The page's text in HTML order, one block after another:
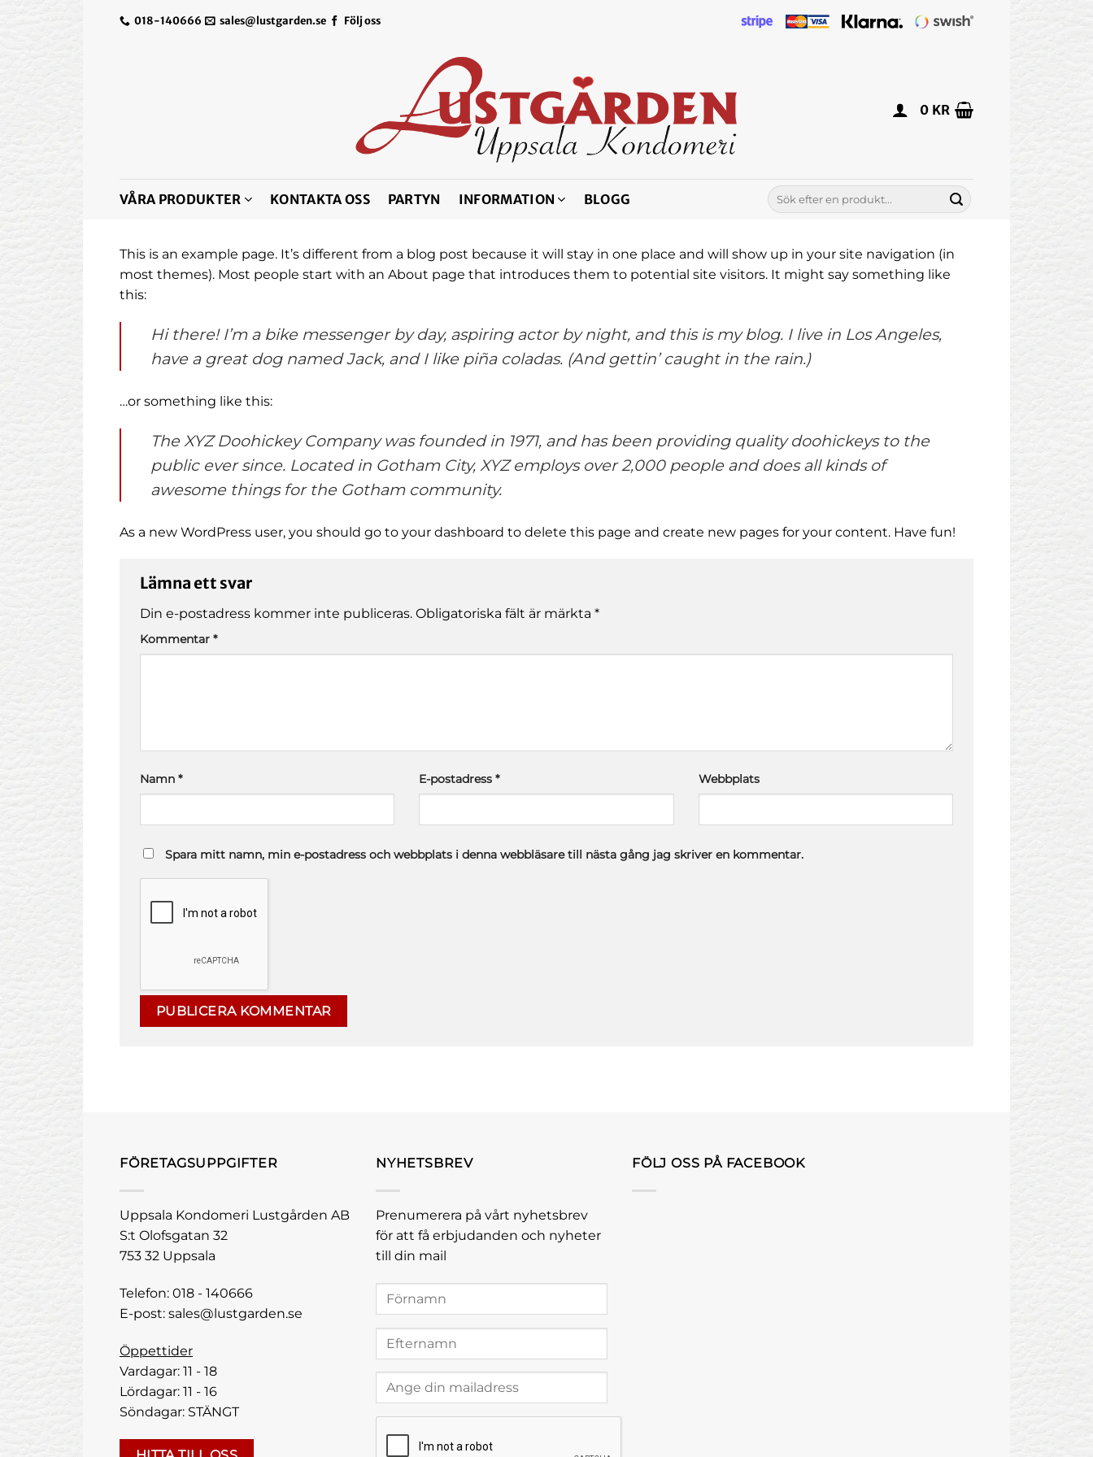
018-140666 sales@lustgarden.se Följ oss
0 KR
VÅRA PRODUKTER KONTAKTA OSS PARTYN INFORMATION BLOGG
Sök
efter:
This is an example page. It’s different from a blog post because it will stay in one place and will show up in your site navigation (in
most themes). Most people start with an About page that introduces them to potential site visitors. It might say something like
this:
Hi there! I’m a bike messenger by day, aspiring actor by night, and this is my blog. I live in Los Angeles,
have a great dog named Jack, and I like piña coladas. (And gettin’ caught in the rain.)
…or something like this:
The XYZ Doohickey Company was founded in 1971, and has been providing quality doohickeys to the
public ever since. Located in Gotham City, XYZ employs over 2,000 people and does all kinds of
awesome things for the Gotham community.
As a new WordPress user, you should go to your dashboard to delete this page and create new pages for your content. Have fun!
Lämna ett svar
Din e-postadress kommer inte publiceras. Obligatoriska fält är märkta *
Kommentar *
Namn * E-postadress* Webbplats
Spara mitt namn, min e-postadress och webbplats i denna webbläsare till nästa gång jag skriver en kommentar.
FÖRETAGSUPPGIFTER
Uppsala Kondomeri Lustgården AB
S:t Olofsgatan 32
753 32 Uppsala
Telefon: 018 - 140666
E-post: sales@lustgarden.se
Öppettider
Vardagar: 11 - 18
Lördagar: 11 - 16
Söndagar: STÄNGT
NYHETSBREV
Prenumerera på vårt nyhetsbrev
för att få erbjudanden och nyheter
till din mail
FÖLJ OSS PÅ FACEBOOK